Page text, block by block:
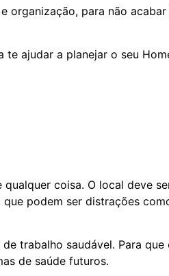
organização, para não
ajudar a planejar o seu
coisa. O local deve
podem ser distrações
trabalho saudável. Para
de saúde futuros.